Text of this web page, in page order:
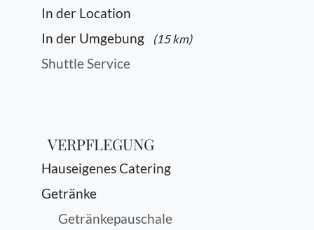
In der Location
In der Umgebung
(15 km)
Shuttle Service
VERPFLEGUNG
Hauseigenes Catering
Getränke
Getränkepauschale